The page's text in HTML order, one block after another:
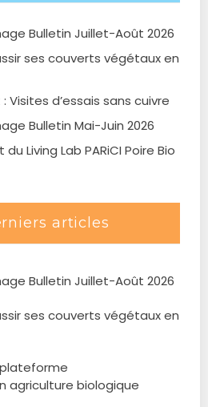
Bulletin Juillet-Août 2026
ses couverts végétaux en
: Visites d’essais sans cuivre
Bulletin Mai-Juin 2026
du Living Lab PARiCI Poire Bio
articles
Bulletin Juillet-Août 2026
plateforme
agriculture biologique